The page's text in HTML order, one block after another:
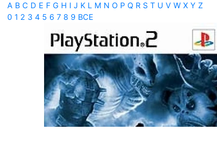
A B C D E F G H I J K L M N O P Q R S T U V W X Y Z
0 1 2 3 4 5 6 7 8 9 ВСЕ